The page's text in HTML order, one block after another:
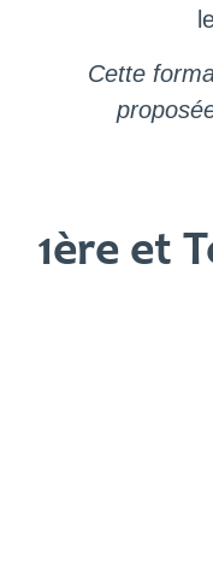
Cette
1ère et